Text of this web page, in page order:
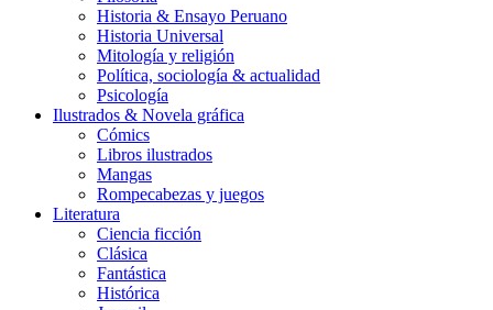
Historia & Ensayo Peruano
Historia Universal
Mitología y religión
Política, sociología & actualidad
Psicología
Ilustrados & Novela gráfica
Cómics
Libros ilustrados
Mangas
Rompecabezas y juegos
Literatura
Ciencia ficción
Clásica
Fantástica
Histórica